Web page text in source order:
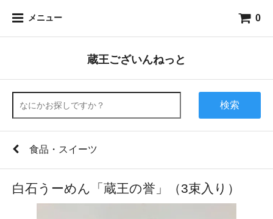
メニュー 0
蔵王ございんねっと
検索
食品・スイーツ
白石うーめん「蔵王の誉」（3束入り）